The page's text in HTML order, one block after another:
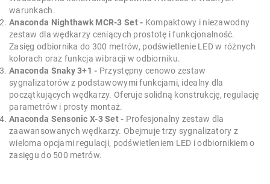
warunkach.
Anaconda Nighthawk MCR-3 Set - Kompaktowy i niezawodny
zestaw dla wędkarzy ceniących prostotę i funkcjonalność.
Zasięg odbiornika do 300 metrów, podświetlenie LED w różnych
kolorach oraz funkcja wibracji w odbiorniku.
Anaconda Snaky 3+1 - Przystępny cenowo zestaw
sygnalizatorów z podstawowymi funkcjami, idealny dla
początkujących wędkarzy. Oferuje solidną konstrukcję, regulację
parametrów i prosty montaż.
Anaconda Sensonic X-3 Set - Profesjonalny zestaw dla
zaawansowanych wędkarzy. Obejmuje trzy sygnalizatory z
wieloma opcjami regulacji, podświetleniem LED i odbiornikiem o
zasięgu do 500 metrów.